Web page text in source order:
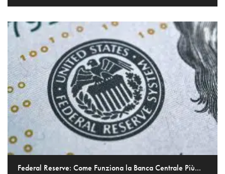
Federal Reserve: Come Funziona la Banca Centrale Più...